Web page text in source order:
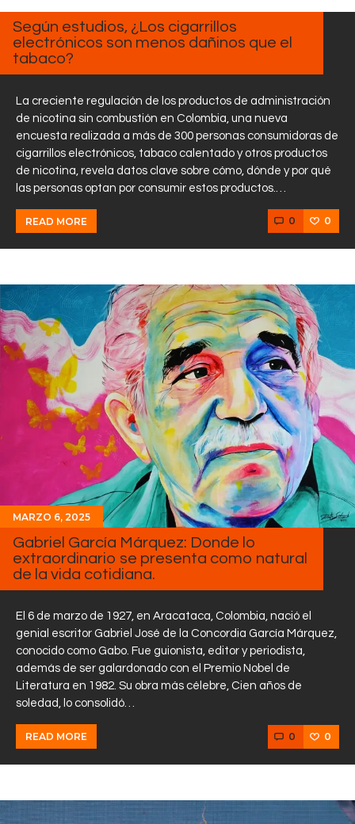
Según estudios, ¿Los cigarrillos
electrónicos son menos dañinos que el
tabaco?
La creciente regulación de los productos de administración
de nicotina sin combustión en Colombia, una nueva
encuesta realizada a más de 300 personas consumidoras de
cigarrillos electrónicos, tabaco calentado y otros productos
de nicotina, revela datos clave sobre cómo, dónde y por qué
las personas optan por consumir estos productos.…
READ MORE 0 0
MARZO 6, 2025
Gabriel García Márquez: Donde lo
extraordinario se presenta como natural
de la vida cotidiana.
El 6 de marzo de 1927, en Aracataca, Colombia, nació el
genial escritor Gabriel José de la Concordia García Márquez,
conocido como Gabo. Fue guionista, editor y periodista,
además de ser galardonado con el Premio Nobel de
Literatura en 1982. Su obra más célebre, Cien años de
soledad, lo consolidó…
READ MORE 0 0